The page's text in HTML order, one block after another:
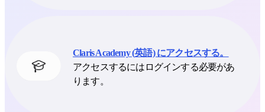
Claris Academy (英語) にアクセスする。
アクセスするにはログインする必要があ
ります。